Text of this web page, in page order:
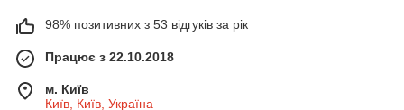
98% позитивних з 53 відгуків за рік
Працює з 22.10.2018
м. Київ
Київ, Київ, Україна